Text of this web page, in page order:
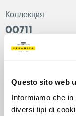
Questo sito web
Informiamo che
diversi tipi di
Коллекция
00711
Цвет:
Миндальный
Фон
Формат:
90.0x90.0